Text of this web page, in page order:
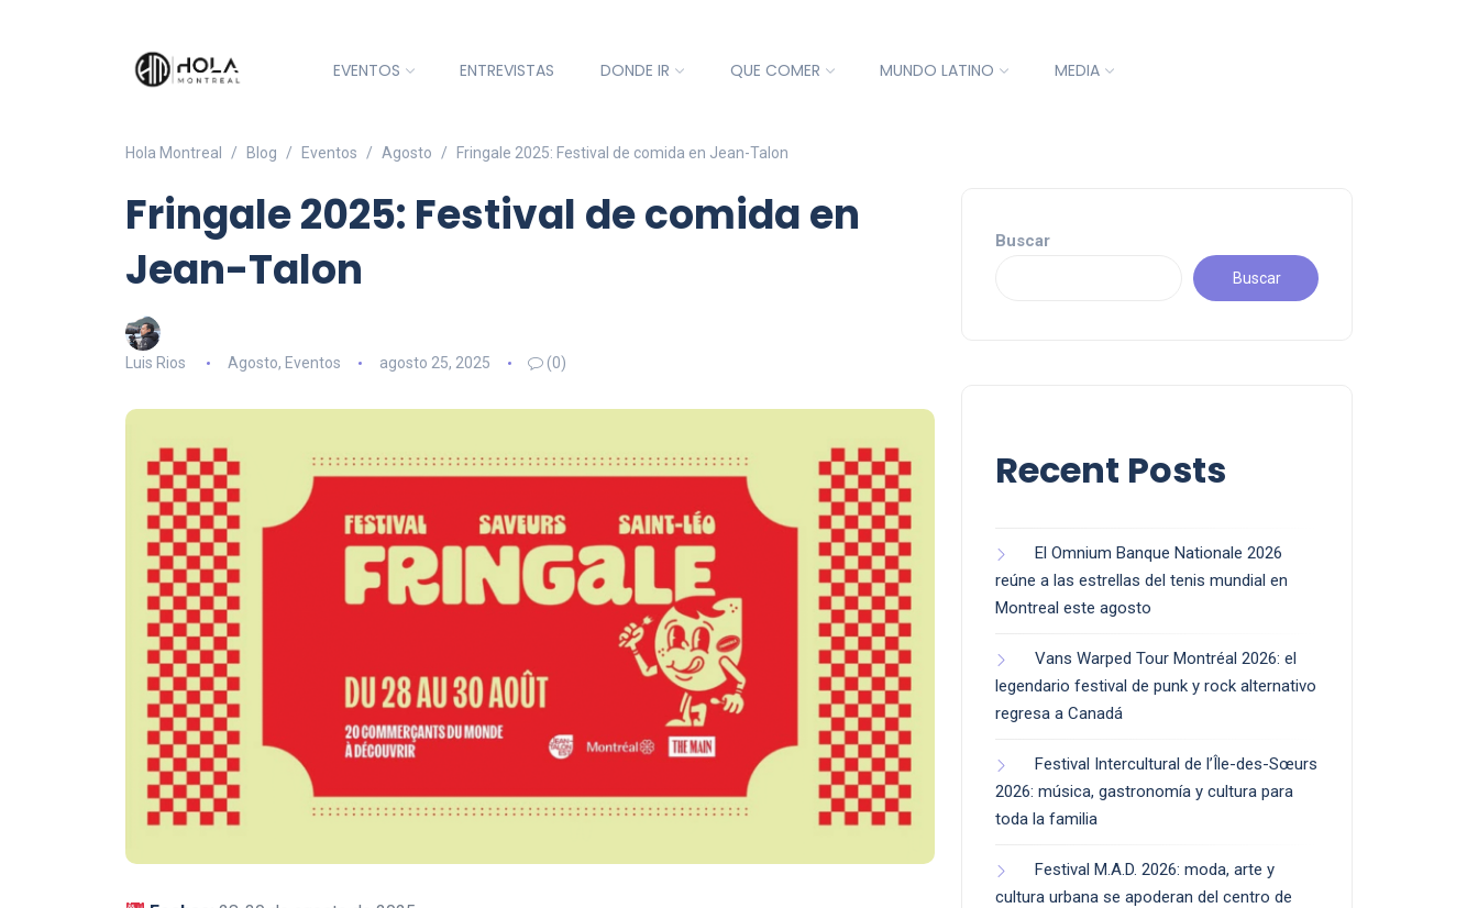
EVENTOS ENTREVISTAS DONDE IR QUE COMER MUNDO LATINO MEDIA
Hola Montreal Blog Eventos Agosto Fringale 2025: Festival de comida en Jean-Talon
Fringale 2025: Festival de comida en
Jean-Talon
Luis Rios Agosto, Eventos agosto 25, 2025 (0)
Buscar
Buscar
Recent Posts
El Omnium Banque Nationale 2026
reúne a las estrellas del tenis mundial en
Montreal este agosto
Vans Warped Tour Montréal 2026: el
legendario festival de punk y rock alternativo
regresa a Canadá
Festival Intercultural de l’Île-des-Sœurs
2026: música, gastronomía y cultura para
toda la familia
Festival M.A.D. 2026: moda, arte y
cultura urbana se apoderan del centro de